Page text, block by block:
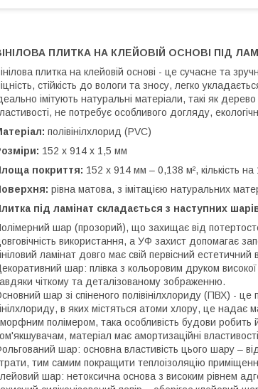
ПЛИТКА НА КЛЕЙОВІЙ ОСНОВІ ПІД
плитка на клейовій основі - це сучасне та
стійкість до вологи та зносу, легко
імітують натуральні матеріали, такі як
не потребує особливого догляду,
полівінілхлорид (PVC)
152 х 914 х 1,5 мм
покриття: 152 х 914 мм – 0,138 м², кількість
рівна матова, з імітацією натуральних
під ламінат складається з наступних
шар (прозорий), що захищає від
використання, а УФ захист допомагає
ламінат довго має свій первісний естетичний
шар: плівка з кольоровим друком високої
чіткому та деталізованому зображенню.
шар зі спіненого полівінілхлориду (ПВХ) -
в яких містяться атоми хлору, це надає
полімером, така особливість будови робить
матеріал має амортизаційні
шар: основна властивість цього шару –
тим самим покращити теплоізоляцію
шар: нетоксична основа з високим рівнем